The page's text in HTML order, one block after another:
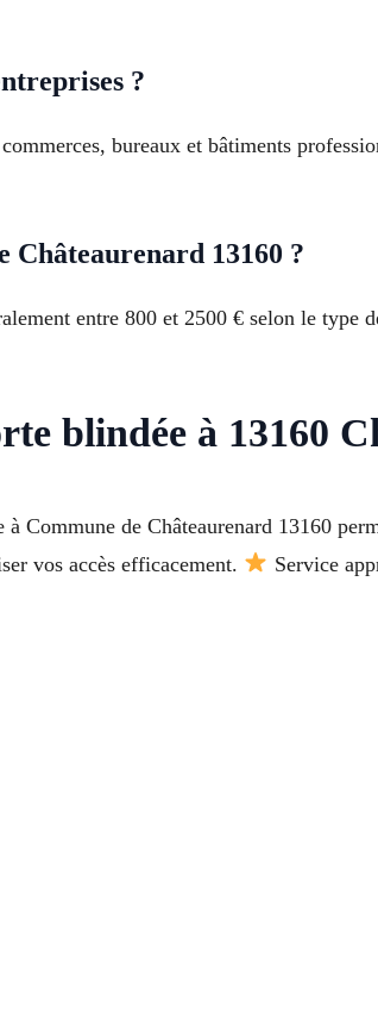
?
bureaux et bâtiments
13160 ?
entre 800 et 2500 € selon le type
blindée à 13160
Commune de Châteaurenard 13160
vos accès efficacement.
Service